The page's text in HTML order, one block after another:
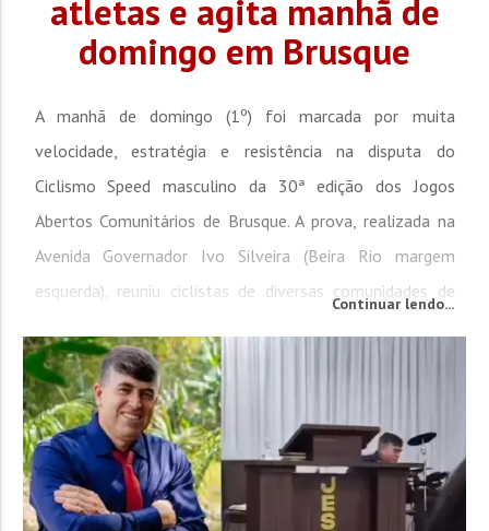
atletas e agita manhã de
domingo em Brusque
A manhã de domingo (1º) foi marcada por muita
velocidade, estratégia e resistência na disputa do
Ciclismo Speed masculino da 30ª edição dos Jogos
Abertos Comunitários de Brusque. A prova, realizada na
Avenida Governador Ivo Silveira (Beira Rio margem
esquerda), reuniu ciclistas de diversas comunidades de
imediações do River Mall, passando pela ponte Mário
Olinger —...
Continuar lendo...